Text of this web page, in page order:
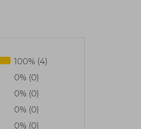
100% (4)
0% (0)
0% (0)
0% (0)
0% (0)